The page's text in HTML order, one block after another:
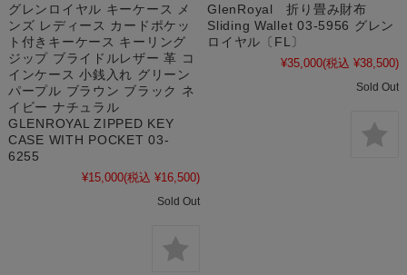
グレンロイヤル キーケース メ
ンズ レディース カードポケッ
ト付きキーケース キーリング
ジップ ブライドルレザー 革 コ
インケース 小銭入れ グリーン
パープル ブラウン ブラック ネ
イビー ナチュラル
GLENROYAL ZIPPED KEY
CASE WITH POCKET 03-
6255
¥15,000(税込 ¥16,500)
Sold Out
GlenRoyal 折り畳み財布
Sliding Wallet 03-5956 グレン
ロイヤル〔FL〕
¥35,000(税込 ¥38,500)
Sold Out